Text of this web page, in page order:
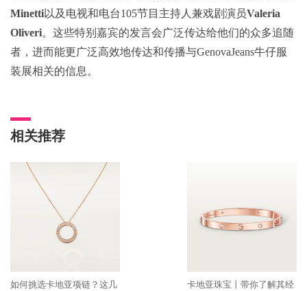
Minetti以及电视和电台105节目主持人兼戏剧演员Valeria
Oliveri。这些特别嘉宾的发言会广泛传达给他们的众多追随
者，进而能更广泛高效地传达和传播与GenovaJeans牛仔服
装展相关的信息。
相关推荐
如何挑选卡地亚项链？这几
卡地亚珠宝丨带你了解其经